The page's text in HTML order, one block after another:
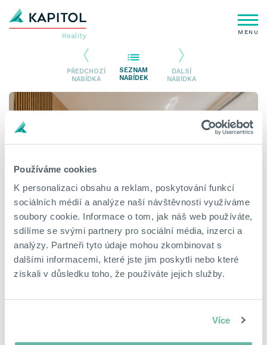
Používáme cookies
K personalizaci obsahu a reklam, poskytování funkcí
sociálních médií a analýze naší návštěvnosti využíváme
soubory cookie. Informace o tom, jak náš web používáte,
sdílíme se svými partnery pro sociální média, inzerci a
analýzy. Partneři tyto údaje mohou zkombinovat s
dalšími informacemi, které jste jim poskytli nebo které
získali v důsledku toho, že používáte jejich služby.
Více
MENU
PŘEDCHOZÍ
NABÍDKA
SEZNAM
NABÍDEK
DALSÍ
NABÍDKA
Číslo zakázky:
Aktualizace před 12 dny
Hledíková, Záběhlice, Praha, okres Hlavní město Praha